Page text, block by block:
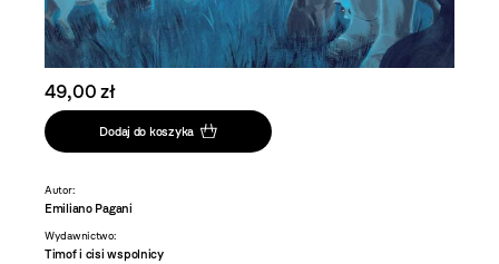
49,00 zł
Dodaj do koszyka
Autor:
Emiliano Pagani
Wydawnictwo:
Timof i cisi wspolnicy